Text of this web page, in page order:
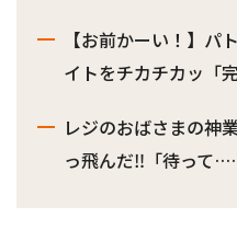
【お前かーい！】パ
イトをチカチカッ「
レジのおばさまの神
っ飛んだ‼︎「待って